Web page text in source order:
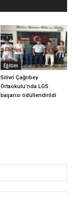
Eğitim
Silivri Çağrıbey
Ortaokulu’nda LGS
başarısı ödüllendirildi